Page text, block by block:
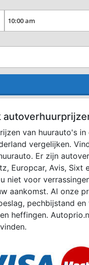
van huurauto's
vergelijken.
Er zijn
Europcar, Avis, Sixt
niet voor
aankomst. Al onze
pechbijstand
heffingen.